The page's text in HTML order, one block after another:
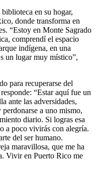
en su hogar,
donde transforma en
“Estoy en Monte Sagrado
comprendí el espacio
indígena, en una
un lugar muy místico”,
para recuperarse del
“Estar aquí fue un
ante las adversidades,
a uno mismo,
diario. Si logras esa
a poco vivirás con alegría.
del ser humano.
maravillosa, que me ha
Vivir en Puerto Rico me